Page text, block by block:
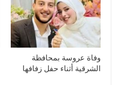
وفاة عروسة بمحافظة
الشرقية أثناء حفل زفافها